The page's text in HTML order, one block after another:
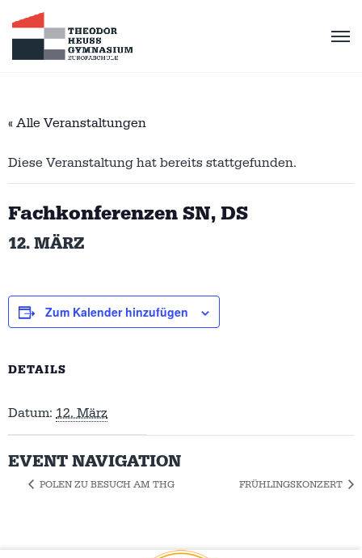
« Alle Veranstaltungen
Diese Veranstaltung hat bereits stattgefunden.
Fachkonferenzen SN, DS
12. MÄRZ
Zum Kalender hinzufügen
DETAILS
Datum: 12. März
EVENT NAVIGATION
POLEN ZU BESUCH AM THG FRÜHLINGSKONZERT